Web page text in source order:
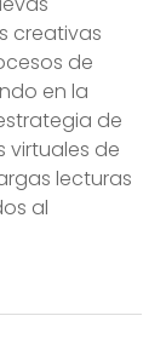
creativas
de
en la
de
virtuales de
lecturas
al